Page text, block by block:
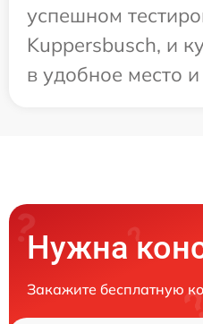
успешном
Kuppersbusch, и
в удобное место
Нужна
Закажите бесплатную